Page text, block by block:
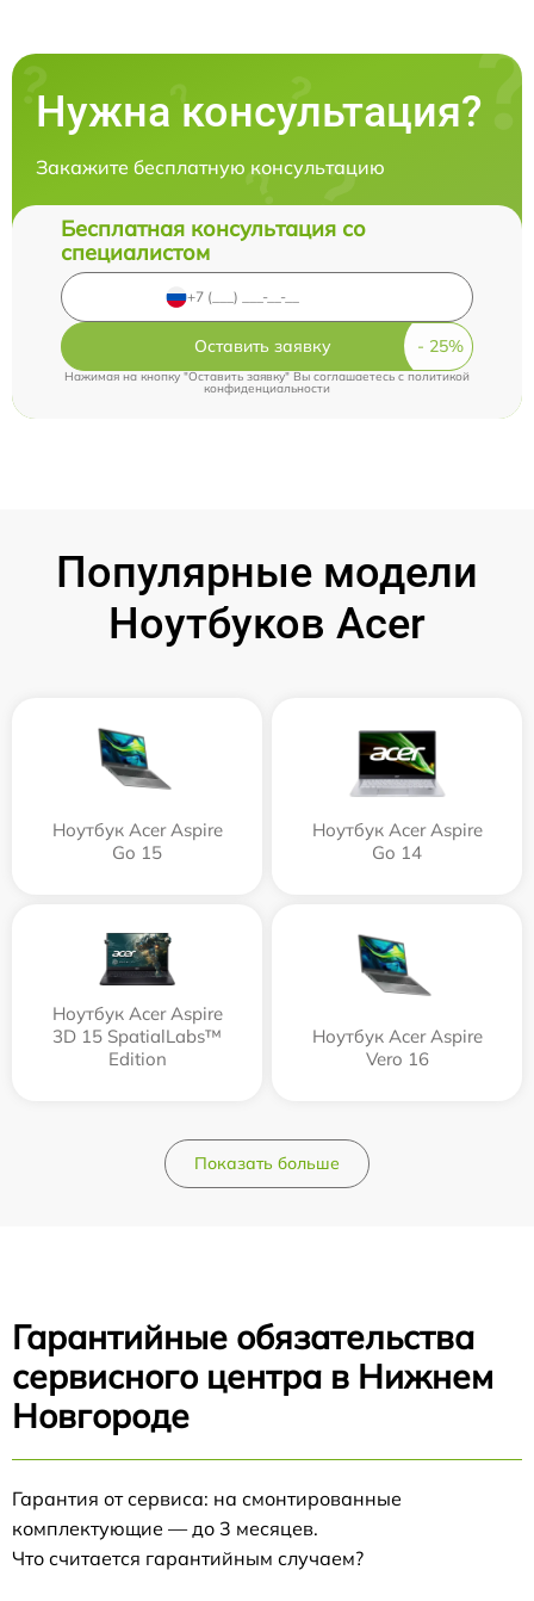
Нужна консультация?
Закажите бесплатную консультацию
Бесплатная консультация со
специалистом
Оставить заявку
Нажимая на кнопку "Оставить заявку" Вы соглашаетесь cполитикой
конфиденциальности
Популярные модели
Ноутбуков Acer
Ноутбук Acer Aspire
Go 15
Ноутбук Acer Aspire
Go 14
Ноутбук Acer Aspire
3D 15 SpatialLabs™
Edition
Ноутбук Acer Aspire
Vero 16
Показать больше
Гарантийные обязательства
сервисного центра в Нижнем
Новгороде
Гарантия от сервиса: на смонтированные
комплектующие — до 3 месяцев.
Что считается гарантийным случаем?